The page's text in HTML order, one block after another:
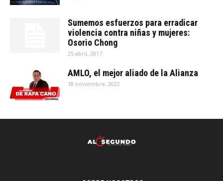
Sumemos esfuerzos para erradicar
violencia contra niñas y mujeres:
Osorio Chong
25 abril, 2017
AMLO, el mejor aliado de la Alianza
18 noviembre, 2022